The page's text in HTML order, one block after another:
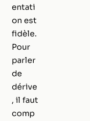
entati
on est
fidèle.
Pour
parler
de
dérive
, il faut
comp